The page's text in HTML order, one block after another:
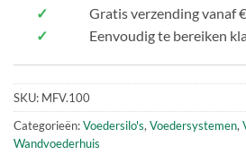
✓
Gratis verzending vanaf
✓
Eenvoudig te bereiken
SKU: MFV.100
Categorieën:Voedersilo's, Voedersystemen,
Wandvoederhuis